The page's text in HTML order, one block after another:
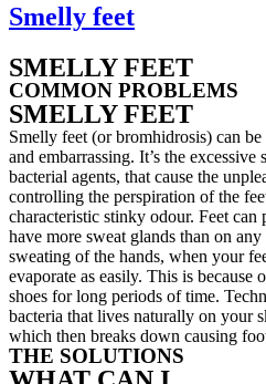
Smelly feet
SMELLY FEET
COMMON PROBLEMS
SMELLY FEET
Smelly feet (or bromhidrosis) can
and embarrassing. It’s the
bacterial agents, that cause the
controlling the perspiration of the
characteristic stinky odour. Feet can
have more sweat glands than on
sweating of the hands, when your
evaporate as easily. This is because
shoes for long periods of time.
bacteria that lives naturally on your
which then breaks down causing
THE SOLUTIONS